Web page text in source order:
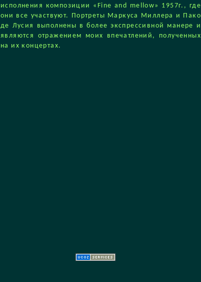
исполнения композиции «Fine and mellow» 1957г., где
они все участвуют. Портреты Маркуса Миллера и Пако
де Лусия выполнены в более экспрессивной манере и
являются отражением моих впечатлений, полученных
на их концертах.